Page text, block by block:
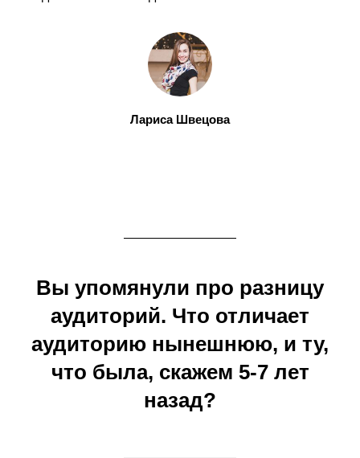
Лариса Швецова
Вы упомянули про разницу
аудиторий. Что отличает
аудиторию нынешнюю, и ту,
что была, скажем 5-7 лет
назад?